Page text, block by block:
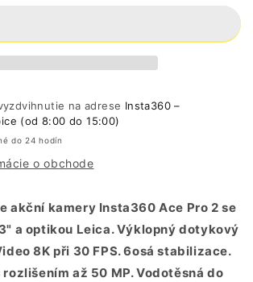
na adrese Insta360 –
(od 8:00 do 15:00)
do 24 hodín
o obchode
akční kamery Insta360 Ace Pro 2 se
a optikou Leica. Výklopný dotykový
8K při 30 FPS. 6osá stabilizace.
až 50 MP. Vodotěsná do